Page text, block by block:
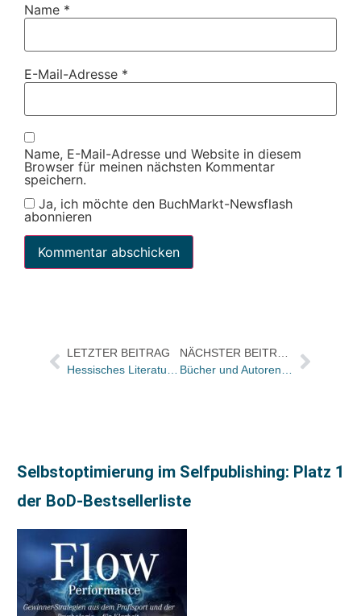
Name *
E-Mail-Adresse *
Name, E-Mail-Adresse und Website in diesem
Browser für meinen nächsten Kommentar
speichern.
Ja, ich möchte den BuchMarkt-Newsflash
abonnieren
LETZTER BEITRAG
Selbstoptimierung im Selfpublishing: Platz 1
der BoD-Bestsellerliste